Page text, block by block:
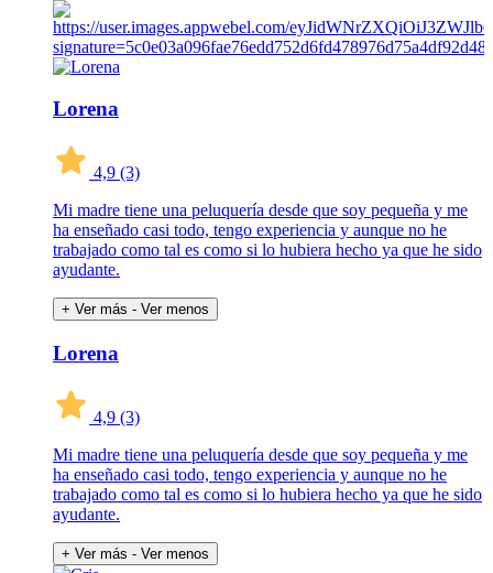
Lorena
4,9 (3)
Mi madre tiene una peluquería desde que soy pequeña y me
ha enseñado casi todo, tengo experiencia y aunque no he
trabajado como tal es como si lo hubiera hecho ya que he sido
ayudante.
+ Ver más - Ver menos
Lorena
4,9 (3)
Mi madre tiene una peluquería desde que soy pequeña y me
ha enseñado casi todo, tengo experiencia y aunque no he
trabajado como tal es como si lo hubiera hecho ya que he sido
ayudante.
+ Ver más - Ver menos